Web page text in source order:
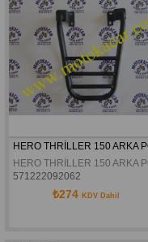
571222092062
₺274 KDV Dahil